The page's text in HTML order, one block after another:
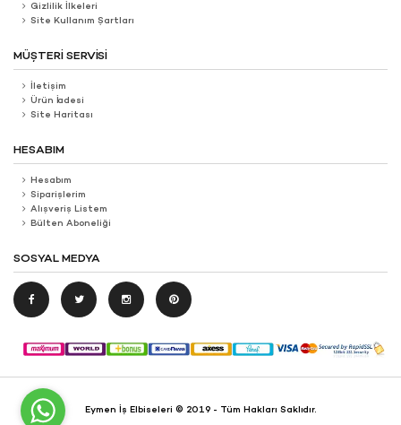
Gizlilik İlkeleri
Site Kullanım Şartları
MÜŞTERI SERVISI
İletişim
Ürün İadesi
Site Haritası
HESABIM
Hesabım
Siparişlerim
Alışveriş Listem
Bülten Aboneliği
SOSYAL MEDYA
Eymen İş Elbiseleri © 2019 - Tüm Hakları Saklıdır.